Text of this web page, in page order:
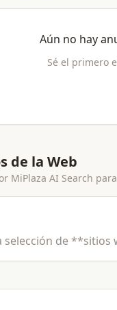
Aún no hay
Sé el primero
de la Web
MiPlaza AI Search para
selección de **sitios